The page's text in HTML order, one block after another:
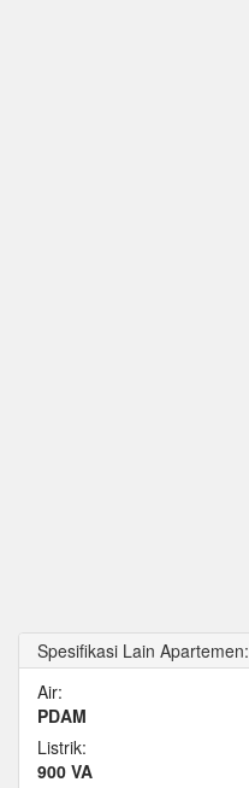
Spesifikasi Lain Apartemen:
Air:
PDAM
Listrik:
900 VA